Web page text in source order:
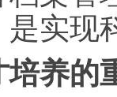
实现
养的